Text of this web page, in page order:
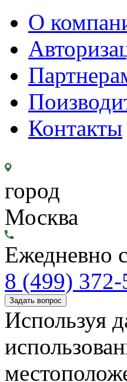
О
Контакты
город
Москва
Ежедневно
8 (499) 372-
Задать вопрос
Используя